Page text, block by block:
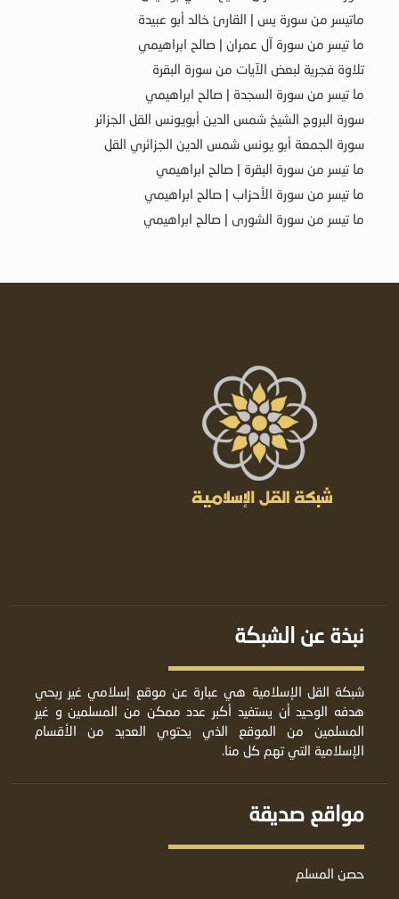
ماتيسر من سورة يس | القارئ خالد أبو عبيدة
ما تيسر من سورة آل عمران | صالح ابراهيمي
تلاوة فجرية لبعض الآيات من سورة البقرة
ما تيسر من سورة السجدة | صالح ابراهيمي
سورة البروج الشيخ شمس الدين أبويونس القل الجزائر
سورة الجمعة أبو يونس شمس الدين الجزائري القل
ما تيسر من سورة البقرة | صالح ابراهيمي
ما تيسر من سورة الأحزاب | صالح ابراهيمي
ما تيسر من سورة الشورى | صالح ابراهيمي
نبذة عن الشبكة
شبكة القل الإسلامية هي عبارة عن موقع إسلامي غير ربحي
هدفه الوحيد أن يستفيد أكبر عدد ممكن من المسلمين و غير
المسلمين من الموقع الذي يحتوي العديد من الأقسام
الإسلامية التي تهم كل منا.
مواقع صديقة
حصن المسلم